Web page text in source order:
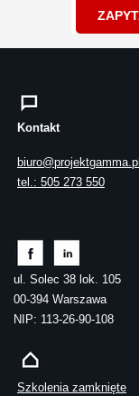
Kontakt
biuro@projektgamma.pl
tel.: 505 273 550
ul. Solec 38 lok. 105
00-394 Warszawa
NIP: 113-26-90-108
Szkolenia zamknięte